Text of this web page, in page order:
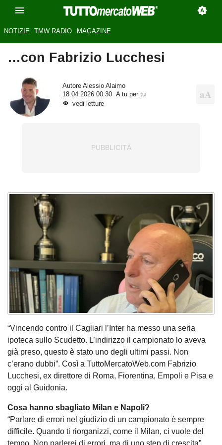
NOTIZIE TMW RADIO MAGAZINE
…con Fabrizio Lucchesi
Autore Alessio Alaimo
18.04.2026 00:30
A tu per tu
vedi letture
“Vincendo contro il Cagliari l’Inter ha messo una seria
ipoteca sullo Scudetto. L’indirizzo il campionato lo aveva
già preso, questo è stato uno degli ultimi passi. Non
c’erano dubbi”. Così a TuttoMercatoWeb.com Fabrizio
Lucchesi, ex direttore di Roma, Fiorentina, Empoli e Pisa e
oggi al Guidonia.
Cosa hanno sbagliato Milan e Napoli?
“Parlare di errori nel giudizio di un campionato è sempre
difficile. Quando ti riorganizzi, come il Milan, ci vuole del
tempo. Non parlerei di errori, ma di uno step di crescita”.